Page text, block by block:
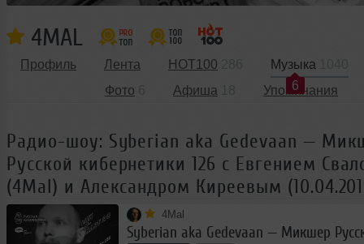
4MAL
Профиль Лента HOT100
Музыка
6
Фото
Афиша Упоминания
Радио-шоу: Syberian aka Gedevaan —
Русской кибернетики 126 с Евгением
(4Mal) и Александром Киреевым
4Mal